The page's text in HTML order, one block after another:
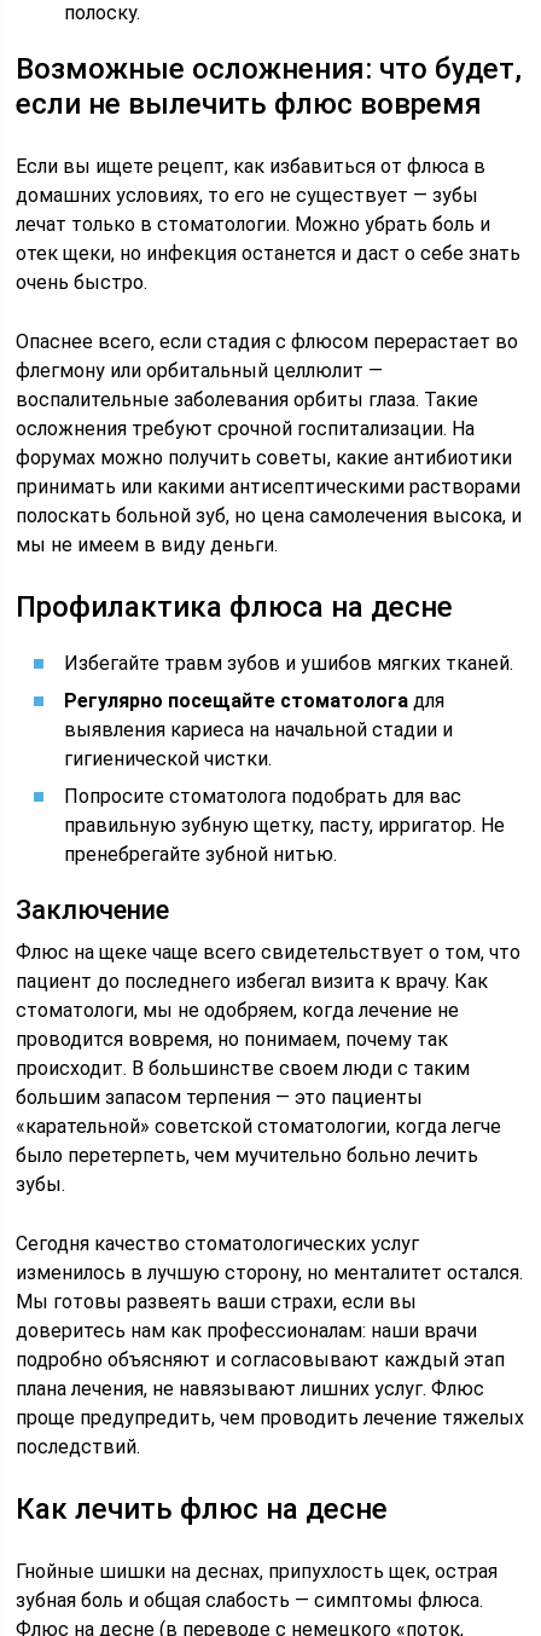
полоску.
Возможные осложнения: что будет,
если не вылечить флюс вовремя
Если вы ищете рецепт, как избавиться от флюса в
домашних условиях, то его не существует — зубы
лечат только в стоматологии. Можно убрать боль и
отек щеки, но инфекция останется и даст о себе знать
очень быстро.
Опаснее всего, если стадия с флюсом перерастает во
флегмону или орбитальный целлюлит —
воспалительные заболевания орбиты глаза. Такие
осложнения требуют срочной госпитализации. На
форумах можно получить советы, какие антибиотики
принимать или какими антисептическими растворами
полоскать больной зуб, но цена самолечения высока, и
мы не имеем в виду деньги.
Профилактика флюса на десне
Избегайте травм зубов и ушибов мягких тканей.
Регулярно посещайте стоматолога для
выявления кариеса на начальной стадии и
гигиенической чистки.
Попросите стоматолога подобрать для вас
правильную зубную щетку, пасту, ирригатор. Не
пренебрегайте зубной нитью.
Заключение
Флюс на щеке чаще всего свидетельствует о том, что
пациент до последнего избегал визита к врачу. Как
стоматологи, мы не одобряем, когда лечение не
проводится вовремя, но понимаем, почему так
происходит. В большинстве своем люди с таким
большим запасом терпения — это пациенты
«карательной» советской стоматологии, когда легче
было перетерпеть, чем мучительно больно лечить
зубы.
Сегодня качество стоматологических услуг
изменилось в лучшую сторону, но менталитет остался.
Мы готовы развеять ваши страхи, если вы
доверитесь нам как профессионалам: наши врачи
подробно объясняют и согласовывают каждый этап
плана лечения, не навязывают лишних услуг. Флюс
проще предупредить, чем проводить лечение тяжелых
последствий.
Как лечить флюс на десне
Гнойные шишки на деснах, припухлость щек, острая
зубная боль и общая слабость — симптомы флюса.
Флюс на десне (в переводе с немецкого «поток,